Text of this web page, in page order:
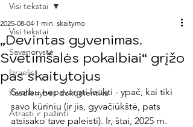
Visi tekstai
Savanorystė
Izraelis
Kasdienybės dokumentika
Atrasti ir pažinti
Visi tekstai
„Devintas gyvenimas.
Svetimšalės pokalbiai“ grįžo
pas skaitytojus
2025-08-04 1 min. skaitymo
Svarbu nepavargti laukti - ypač, kai tiki
savo kūriniu (ir jis, gyvačiūkštė, pats
atsisako tave paleisti). Ir, štai, 2025 m.